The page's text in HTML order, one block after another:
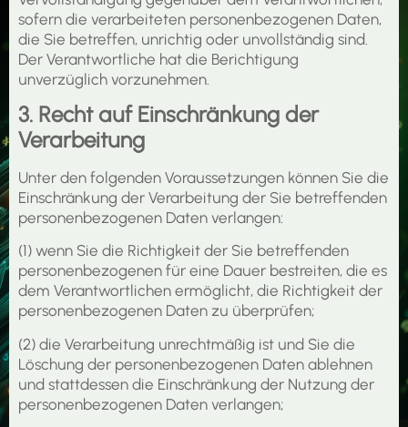
sofern die verarbeiteten personenbezogenen Daten,
die Sie betreffen, unrichtig oder unvollständig sind.
Der Verantwortliche hat die Berichtigung
unverzüglich vorzunehmen.
3. Recht auf Einschränkung der
Verarbeitung
Unter den folgenden Voraussetzungen können Sie die
Einschränkung der Verarbeitung der Sie betreffenden
personenbezogenen Daten verlangen:
(1) wenn Sie die Richtigkeit der Sie betreffenden
personenbezogenen für eine Dauer bestreiten, die es
dem Verantwortlichen ermöglicht, die Richtigkeit der
personenbezogenen Daten zu überprüfen;
(2) die Verarbeitung unrechtmäßig ist und Sie die
Löschung der personenbezogenen Daten ablehnen
und stattdessen die Einschränkung der Nutzung der
personenbezogenen Daten verlangen;